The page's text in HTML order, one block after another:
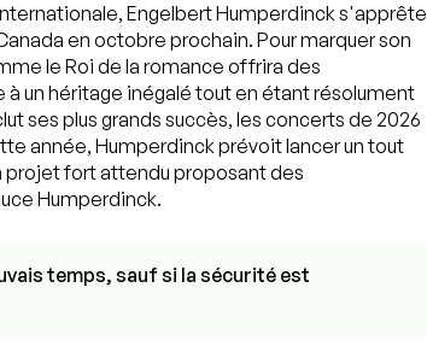
Engelbert Humperdinck s'apprête
en octobre prochain. Pour marquer son
le Roi de la romance offrira des
un héritage inégalé tout en étant résolument
ses plus grands succès, les concerts de 2026
année, Humperdinck prévoit lancer un tout
projet fort attendu proposant des
Humperdinck.
temps, sauf si la sécurité est